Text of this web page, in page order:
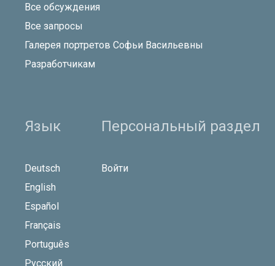
Все обсуждения
Все запросы
Галерея портретов Софьи Васильевны
Разработчикам
Язык
Deutsch
English
Español
Français
Português
Русский
Персональный раздел
Войти